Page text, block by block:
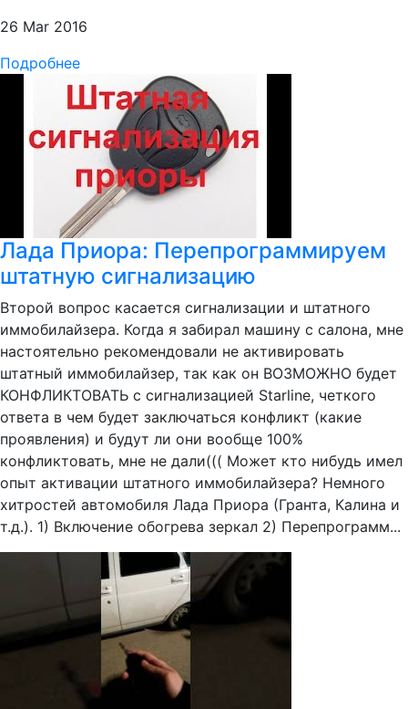
26 Mar 2016
Подробнее
Лада Приора: Перепрограммируем
штатную сигнализацию
Второй вопрос касается сигнализации и штатного
иммобилайзера. Когда я забирал машину с салона, мне
настоятельно рекомендовали не активировать
штатный иммобилайзер, так как он ВОЗМОЖНО будет
КОНФЛИКТОВАТЬ с сигнализацией Starline, четкого
ответа в чем будет заключаться конфликт (какие
проявления) и будут ли они вообще 100%
конфликтовать, мне не дали((( Может кто нибудь имел
опыт активации штатного иммобилайзера? Немного
хитростей автомобиля Лада Приора (Гранта, Калина и
т.д.). 1) Включение обогрева зеркал 2) Перепрограмм...